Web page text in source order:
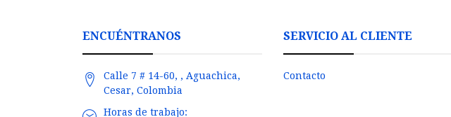
ENCUÉNTRANOS
Calle 7 # 14-60, , Aguachica,
Cesar, Colombia
Horas de trabajo:
SERVICIO AL CLIENTE
Contacto